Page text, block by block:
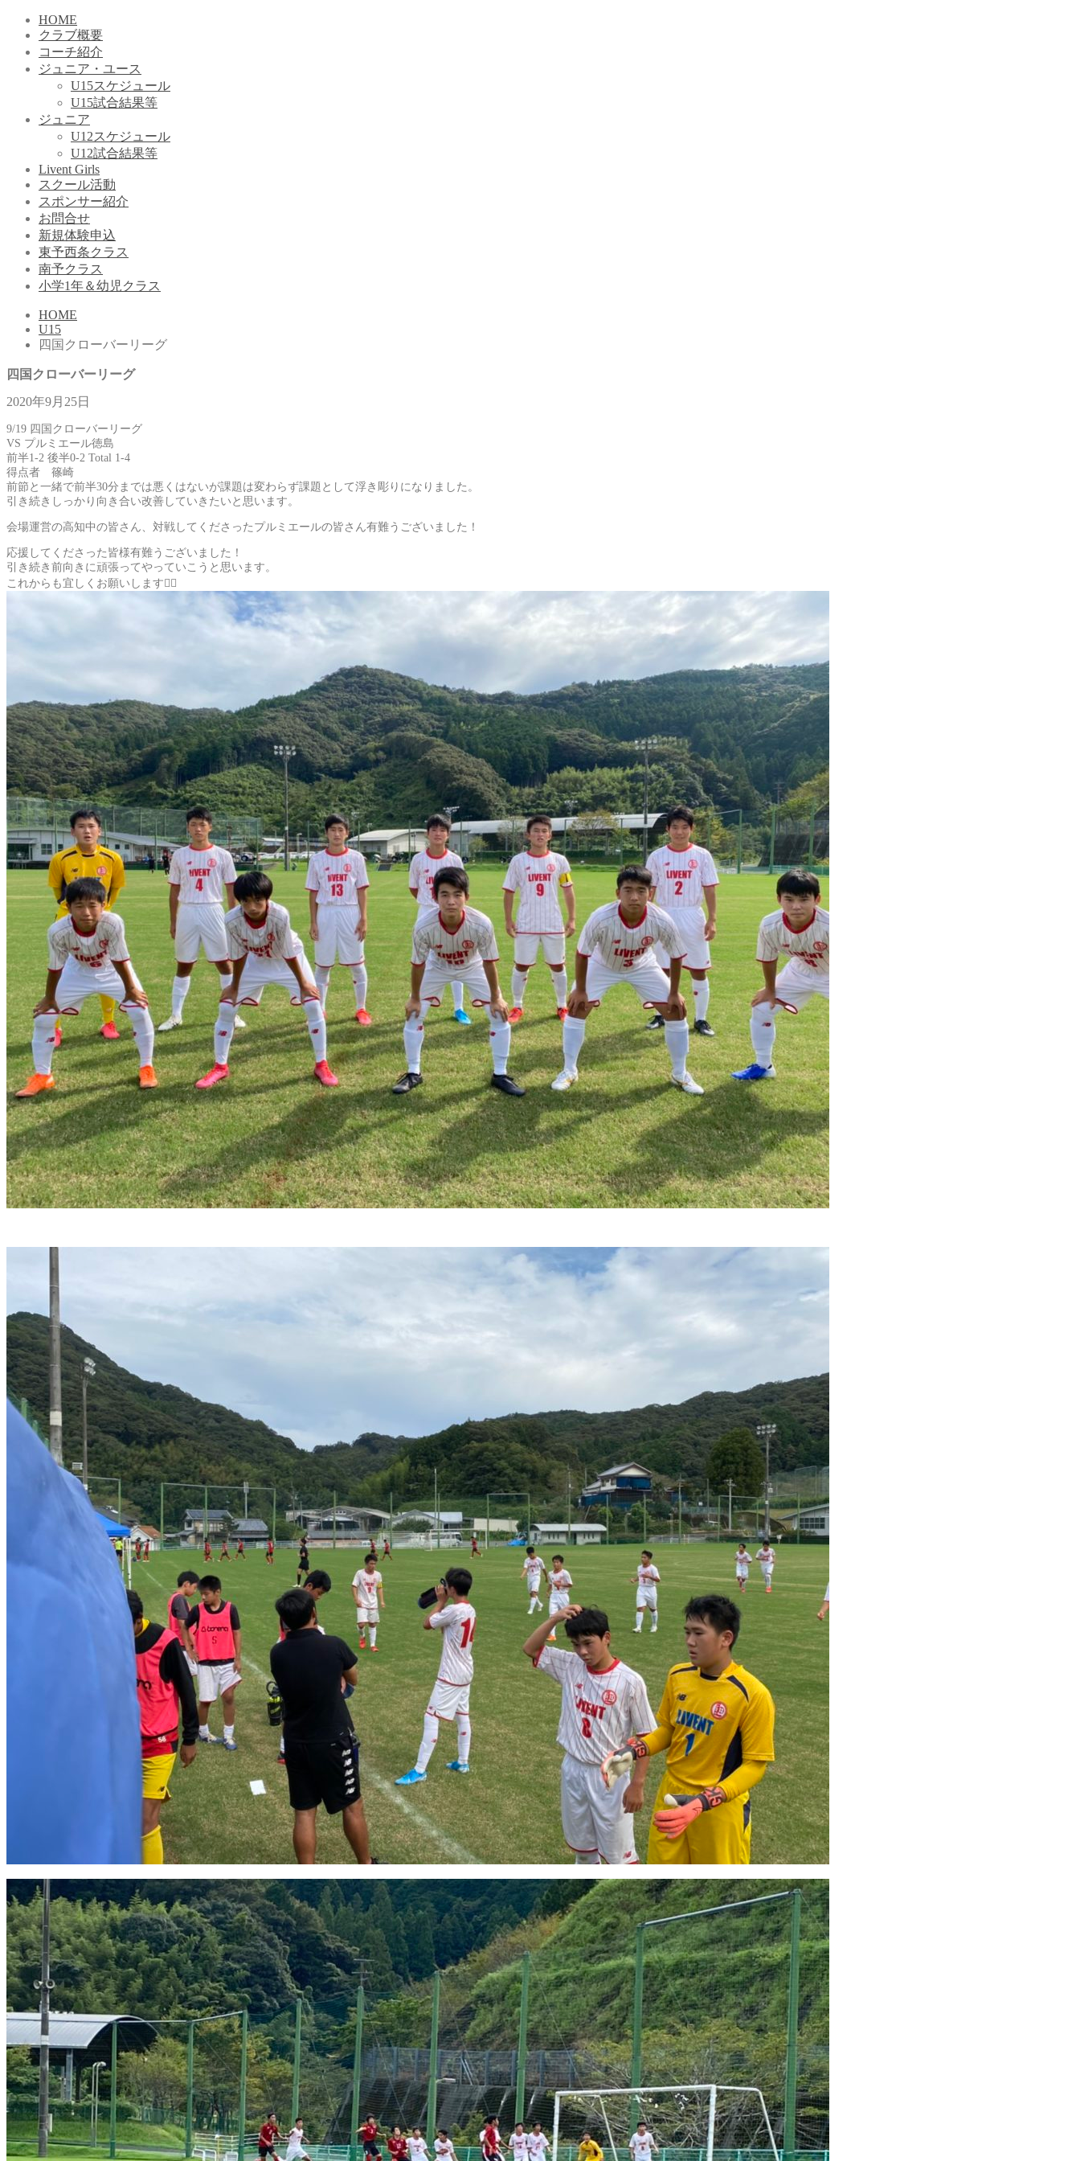
HOME
クラブ概要
コーチ紹介
ジュニア・ユース
U15スケジュール
U15試合結果等
ジュニア
U12スケジュール
U12試合結果等
Livent Girls
スクール活動
スポンサー紹介
お問合せ
新規体験申込
東予西条クラス
南予クラス
小学1年＆幼児クラス
HOME
U15
四国クローバーリーグ
四国クローバーリーグ
2020年9月25日
9/19 四国クローバーリーグ
VS プルミエール徳島
前半1-2 後半0-2 Total 1-4
得点者 篠崎
前節と一緒で前半30分までは悪くはないが課題は変わらず課題として浮き彫りになりました。
引き続きしっかり向き合い改善していきたいと思います。
会場運営の高知中の皆さん、対戦してくださったプルミエールの皆さん有難うございました！
応援してくださった皆様有難うございました！
引き続き前向きに頑張ってやっていこうと思います。
これからも宜しくお願いします🙇‍♂️